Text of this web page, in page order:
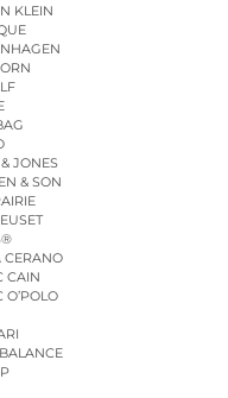
KLEIN
JONES
& SON
CERANO
CAIN
O’POLO